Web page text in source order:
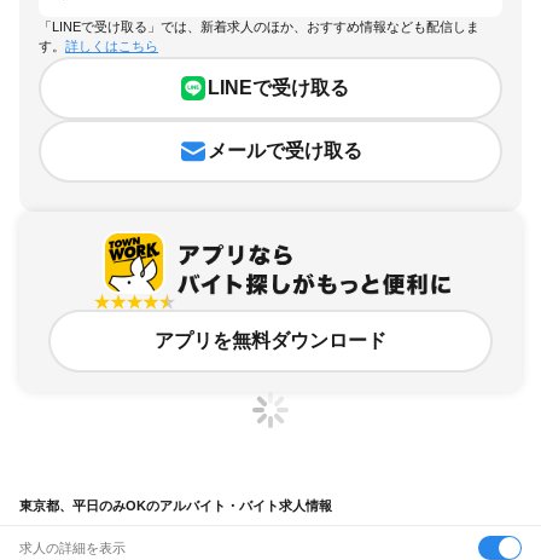
「LINEで受け取る」では、新着求人のほか、おすすめ情報なども配信しま
す。 詳しくはこちら
LINEで受け取る
メールで受け取る
アプリを無料ダウンロード
東京都、平日のみOKのアルバイト・バイト求人情報
求人の詳細を表示